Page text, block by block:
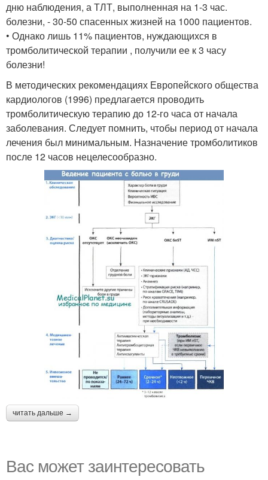
дню наблюдения, а ТЛТ, выполненная на 1-3 час.
болезни, - 30-50 спасенных жизней на 1000 пациентов.
• Однако лишь 11% пациентов, нуждающихся в
тромболитической терапии , получили ее к 3 часу
болезни!
В методических рекомендациях Европейского общества
кардиологов (1996) предлагается проводить
тромболитическую терапию до 12-го часа от начала
заболевания. Следует помнить, чтобы период от начала
лечения был минимальным. Назначение тромболитиков
после 12 часов нецелесообразно.
читать дальше →
Вас может заинтересовать